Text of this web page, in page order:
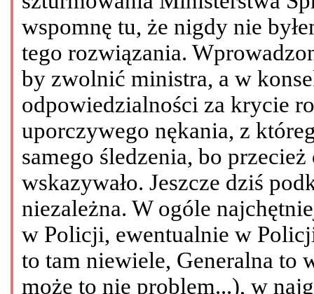
wspomnę tu, że nigdy nie
tego rozwiązania.
by zwolnić ministra, a w
odpowiedzialności za krycie
uporczywego nękania, z
samego śledzenia, bo
wskazywało. Jeszcze dziś
niezależna. W ogóle
w Policji, ewentualnie w
to tam niewiele, Generalna to
może to nie problem...), w